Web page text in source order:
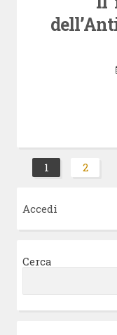
Paginazione
articoli
Pagina
1 2
Accedi
Cerca